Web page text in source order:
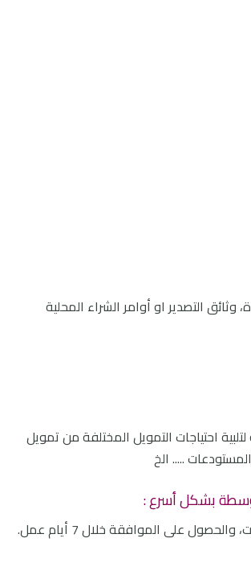
وثائق التصدير او أوامر الشراء المحلية
احتياجات التمويل المختلفة من تمويل
..... الخ
بشكل أسرع :